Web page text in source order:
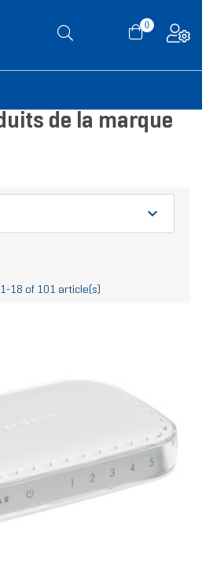
0
de la marque
expand_more
18 of 101 article(s)